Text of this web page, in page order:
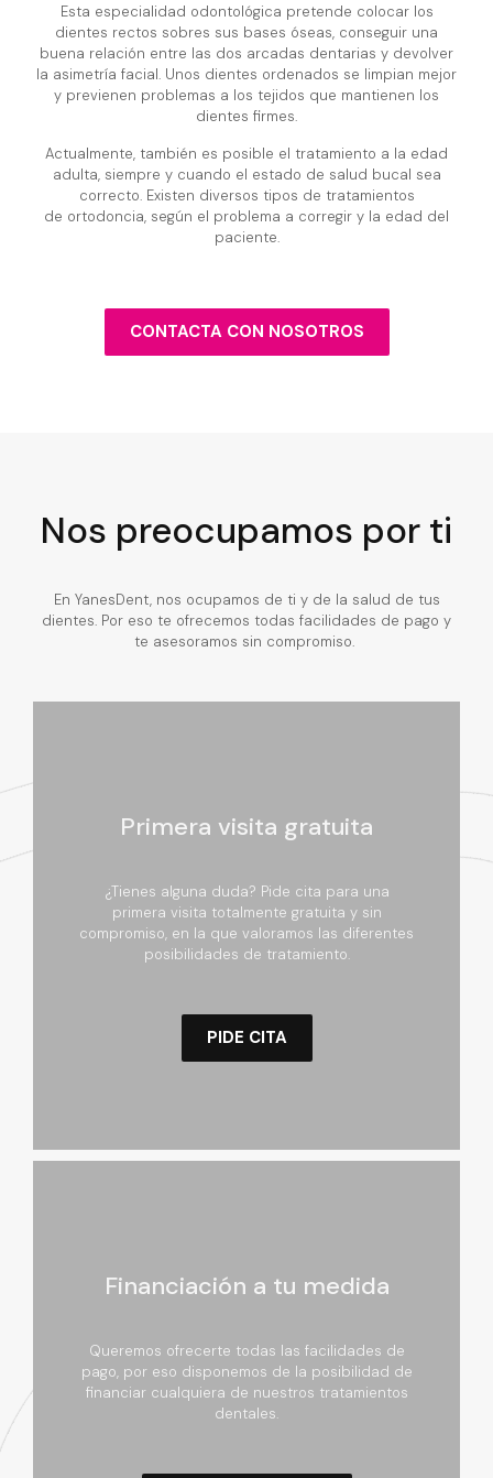
Esta especialidad odontológica pretende colocar los
dientes rectos sobres sus bases óseas, conseguir una
buena relación entre las dos arcadas dentarias y devolver
la asimetría facial. Unos dientes ordenados se limpian mejor
y previenen problemas a los tejidos que mantienen los
dientes firmes.
Actualmente, también es posible el tratamiento a la edad
adulta, siempre y cuando el estado de salud bucal sea
correcto. Existen diversos tipos de tratamientos
de ortodoncia, según el problema a corregir y la edad del
paciente.
CONTACTA CON NOSOTROS
Nos preocupamos por ti
En YanesDent, nos ocupamos de ti y de la salud de tus
dientes. Por eso te ofrecemos todas facilidades de pago y
te asesoramos sin compromiso.
Primera visita gratuita
¿Tienes alguna duda? Pide cita para una
primera visita totalmente gratuita y sin
compromiso, en la que valoramos las diferentes
posibilidades de tratamiento.
PIDE CITA
Financiación a tu medida
Queremos ofrecerte todas las facilidades de
pago, por eso disponemos de la posibilidad de
financiar cualquiera de nuestros tratamientos
dentales.